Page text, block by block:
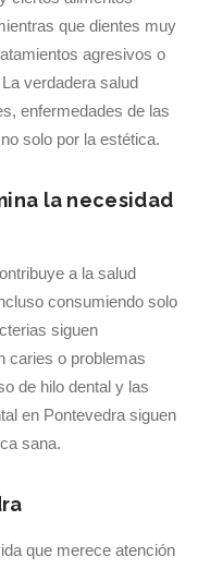
que dientes muy
agresivos o
verdadera salud
enfermedades de las
solo por la estética.
la necesidad
a la salud
consumiendo solo
siguen
caries o problemas
de hilo dental y las
en Pontevedra siguen
sana.
que merece atención